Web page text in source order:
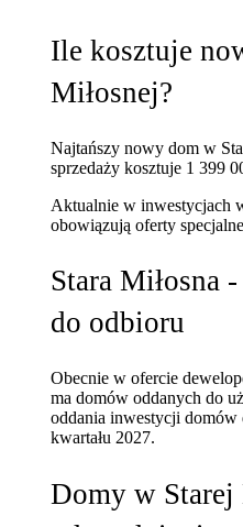
Ile kosztuje
Miłosnej?
Najtańszy nowy dom w
sprzedaży kosztuje 1 399
Aktualnie w inwestycjach
obowiązują oferty
Stara Miłosna
do odbioru
Obecnie w ofercie
ma domów oddanych do
oddania inwestycji
kwartału 2027.
Domy w Starej